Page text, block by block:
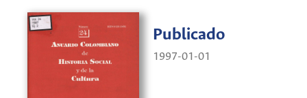
Publicado
1997-01-01